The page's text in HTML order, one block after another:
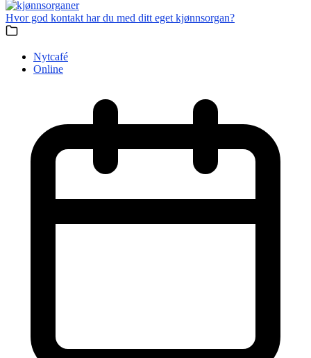
Hvor god kontakt har du med ditt eget kjønnsorgan?
Nytcafé
Online